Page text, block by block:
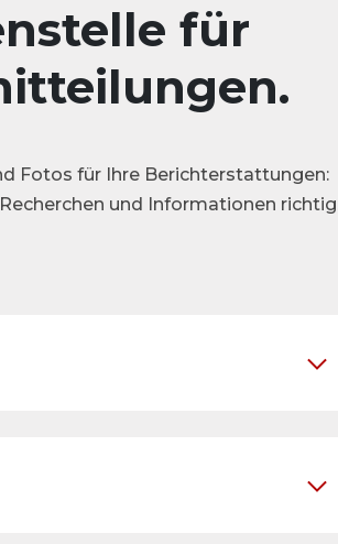
für
Fotos für Ihre Berichterstattungen:
und Informationen